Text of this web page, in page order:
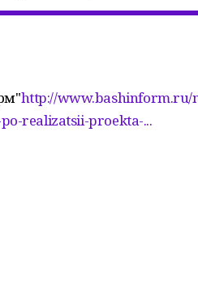
http://www.bashinform.ru/
realizatsii-proekta-...